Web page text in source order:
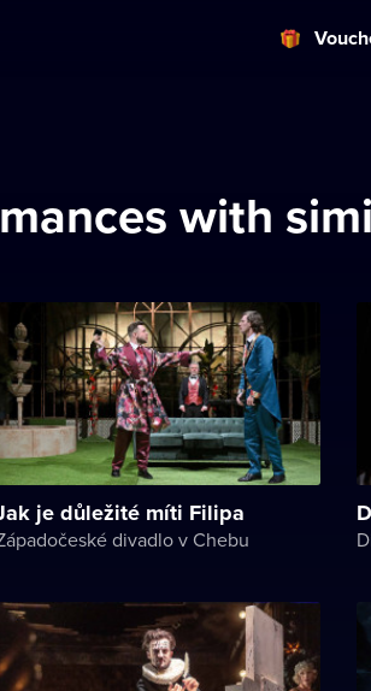
with
je důležité míti Filipa
divadlo v Chebu